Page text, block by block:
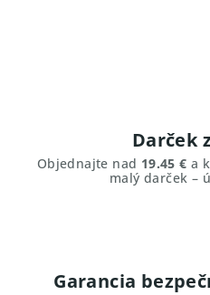
Darček
Objednajte nad 19.45 € a
malý darček –
Garancia